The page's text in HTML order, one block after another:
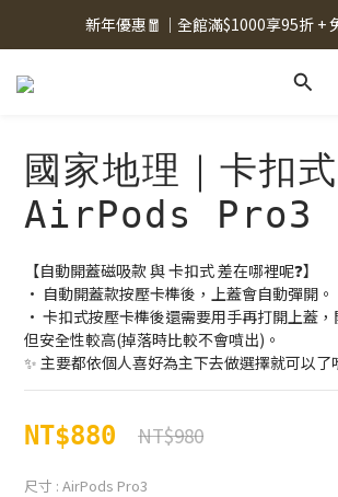
新年優惠🧧｜全館滿$1000享95折 +
國家地理｜卡扣
AirPods Pro3
【自動開蓋磁吸款 與 卡扣式 差在哪裡呢❓】
• 自動開蓋款按壓卡榫後，上蓋會自動彈開。
• 卡扣式按壓卡榫後還需要用手再打開上蓋，
但安全性較高(掉落時比較不會噴出)。
✨ 主要都依個人喜好為主下去做選擇就可以了
NT$880 NT$980
尺寸 : AirPods Pro3